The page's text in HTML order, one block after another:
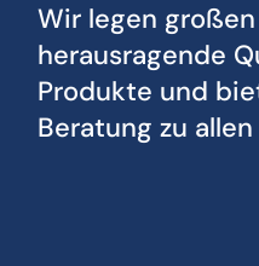
Wir legen
herausragende
Produkte und
Beratung zu